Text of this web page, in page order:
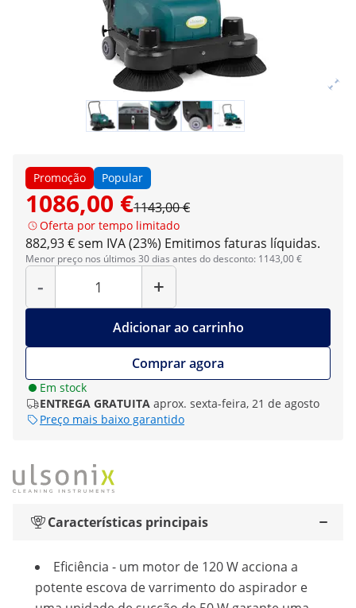
Promoção Popular
1086,00 €1143,00 €
Oferta por tempo limitado
882,93 € sem IVA (23%) Emitimos faturas líquidas.
Menor preço nos últimos 30 dias antes do desconto: 1143,00 €
-
Quantidade
+
Adicionar ao carrinho
Comprar agora
Em stock
ENTREGA GRATUITA aprox. sexta-feira, 21 de agosto
Preço mais baixo garantido
Características principais
Eficiência - um motor de 120 W acciona a
potente escova de varrimento do aspirador e